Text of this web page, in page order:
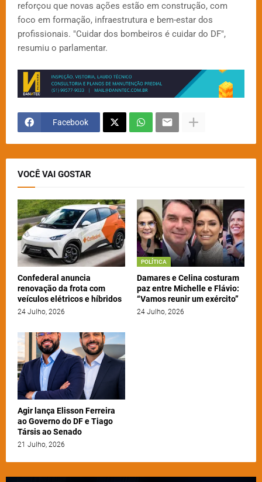
reforçou que novas ações estão em construção, com
foco em formação, infraestrutura e bem-estar dos
profissionais. "Cuidar dos bombeiros é cuidar do DF",
resumiu o parlamentar.
Facebook
VOCÊ VAI GOSTAR
Confederal anuncia
renovação da frota com
veículos elétricos e híbridos
24 Julho, 2026
POLÍTICA
Damares e Celina costuram
paz entre Michelle e Flávio:
“Vamos reunir um exército”
24 Julho, 2026
Agir lança Elisson Ferreira
ao Governo do DF e Tiago
Társis ao Senado
21 Julho, 2026